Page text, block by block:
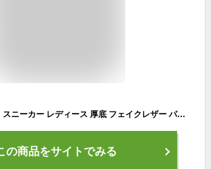
マーレマーレ ポルカ スニーカー レディース 厚底 フェイクレザー パイピング 巻き爪 甲高 幅広 外反母趾 歩きやすい靴 痛くない靴 おしゃれ ゆったり レトロ S/M/L/LL ▼2/12 18時～販売開始 2025SSver.【替えひも付】【送料無料】
の商品をサイトでみる